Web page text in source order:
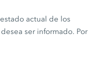
actual de los
ser informado. Por